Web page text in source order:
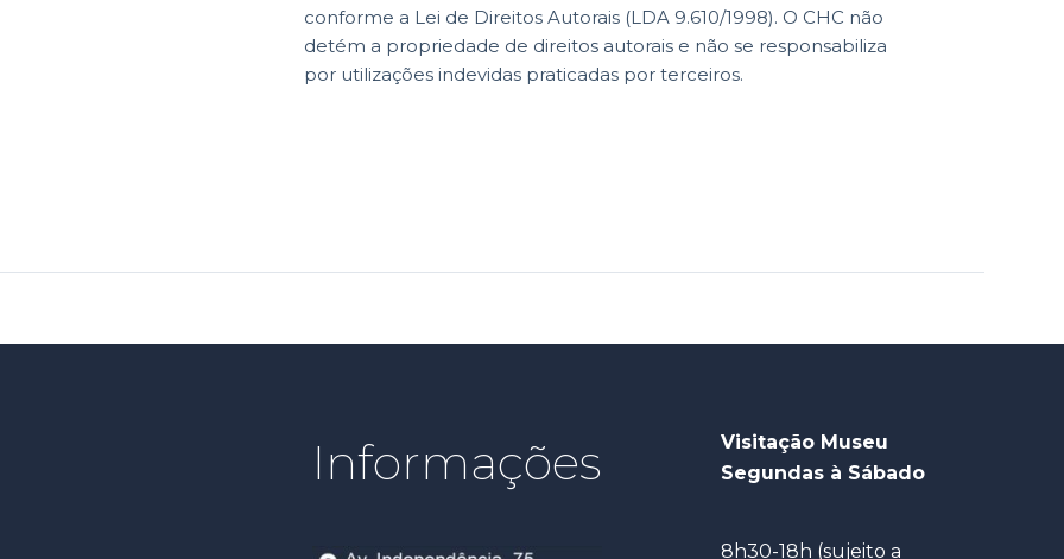
conforme a Lei de Direitos Autorais (LDA 9.610/1998). O CHC não
detém a propriedade de direitos autorais e não se responsabiliza
por utilizações indevidas praticadas por terceiros.
Informações
Visitação Museu
Segundas à Sábado
8h30-18h (sujeito a